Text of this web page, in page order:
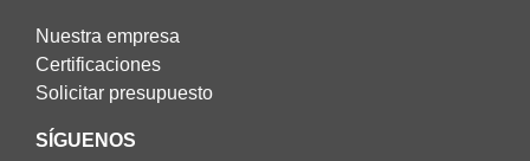
Nuestra empresa
Certificaciones
Solicitar presupuesto
SÍGUENOS